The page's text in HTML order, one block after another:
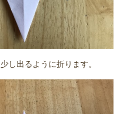
し出るように折ります。